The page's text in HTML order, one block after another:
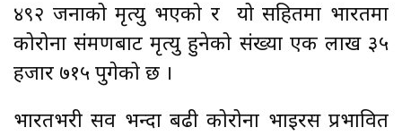
४९२ जनाको मृत्यु भएको र यो सहितमा भारतमा
कोरोना संक्रमणबाट मृत्यु हुनेको संख्या एक लाख ३५
हजार ७१५ पुगेको छ ।
भारतभरी सव भन्दा बढी कोरोना भाइरस प्रभावित